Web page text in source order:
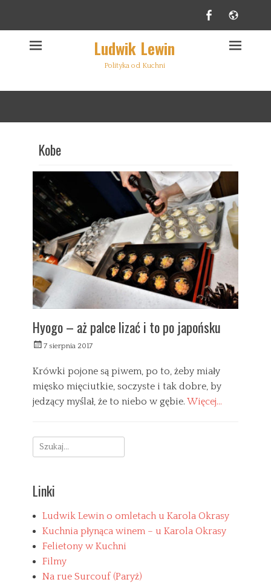
Facebook
Ludwik Lewin
Polityka od Kuchni
Kobe
Hyogo – aż palce lizać i to po japońsku
W
s
a
n
7 sierpnia 2017
Krówki pojone są piwem, po to, żeby miały
mięsko mięciutkie, soczyste i tak dobre, by
jedzący myślał, że to niebo w gębie. Więcej…
e
e
r
c
b
k
Search
for:
Linki
Ludwik Lewin o omletach u Karola Okrasy
Kuchnia płynąca winem – u Karola Okrasy
Felietony w Kuchni
Filmy
Na rue Surcouf (Paryż)